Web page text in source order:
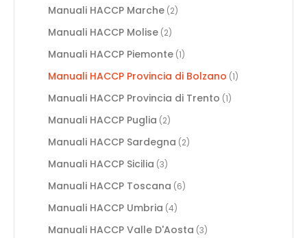
Manuali HACCP Marche (2)
Manuali HACCP Molise (2)
Manuali HACCP Piemonte (1)
Manuali HACCP Provincia di Bolzano (1)
Manuali HACCP Provincia di Trento (1)
Manuali HACCP Puglia (2)
Manuali HACCP Sardegna (2)
Manuali HACCP Sicilia (3)
Manuali HACCP Toscana (6)
Manuali HACCP Umbria (4)
Manuali HACCP Valle D'Aosta (3)